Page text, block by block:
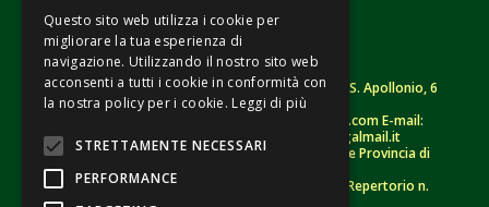
Fondazione Senza Frontiere – ETS |Strada S. Apollonio, 6
– 46042 Castel Goffredo (MN)
– Sito: www.senzafrontiere.com E-mail:
tenuapol@gmail.com– Pec:tenuapol@legalmail.it
C. F. 90008460207 – Registro persone giuridiche Provincia di
Mantova n. 243 (sospeso)
Registro Unico Nazionale del Terzo Settore – Repertorio n.
Questo sito web utilizza i cookie per
migliorare la tua esperienza di
navigazione. Utilizzando il nostro sito web
acconsenti a tutti i cookie in conformità con
la nostra policy per i cookie. Leggi di più
STRETTAMENTE NECESSARI
PERFORMANCE